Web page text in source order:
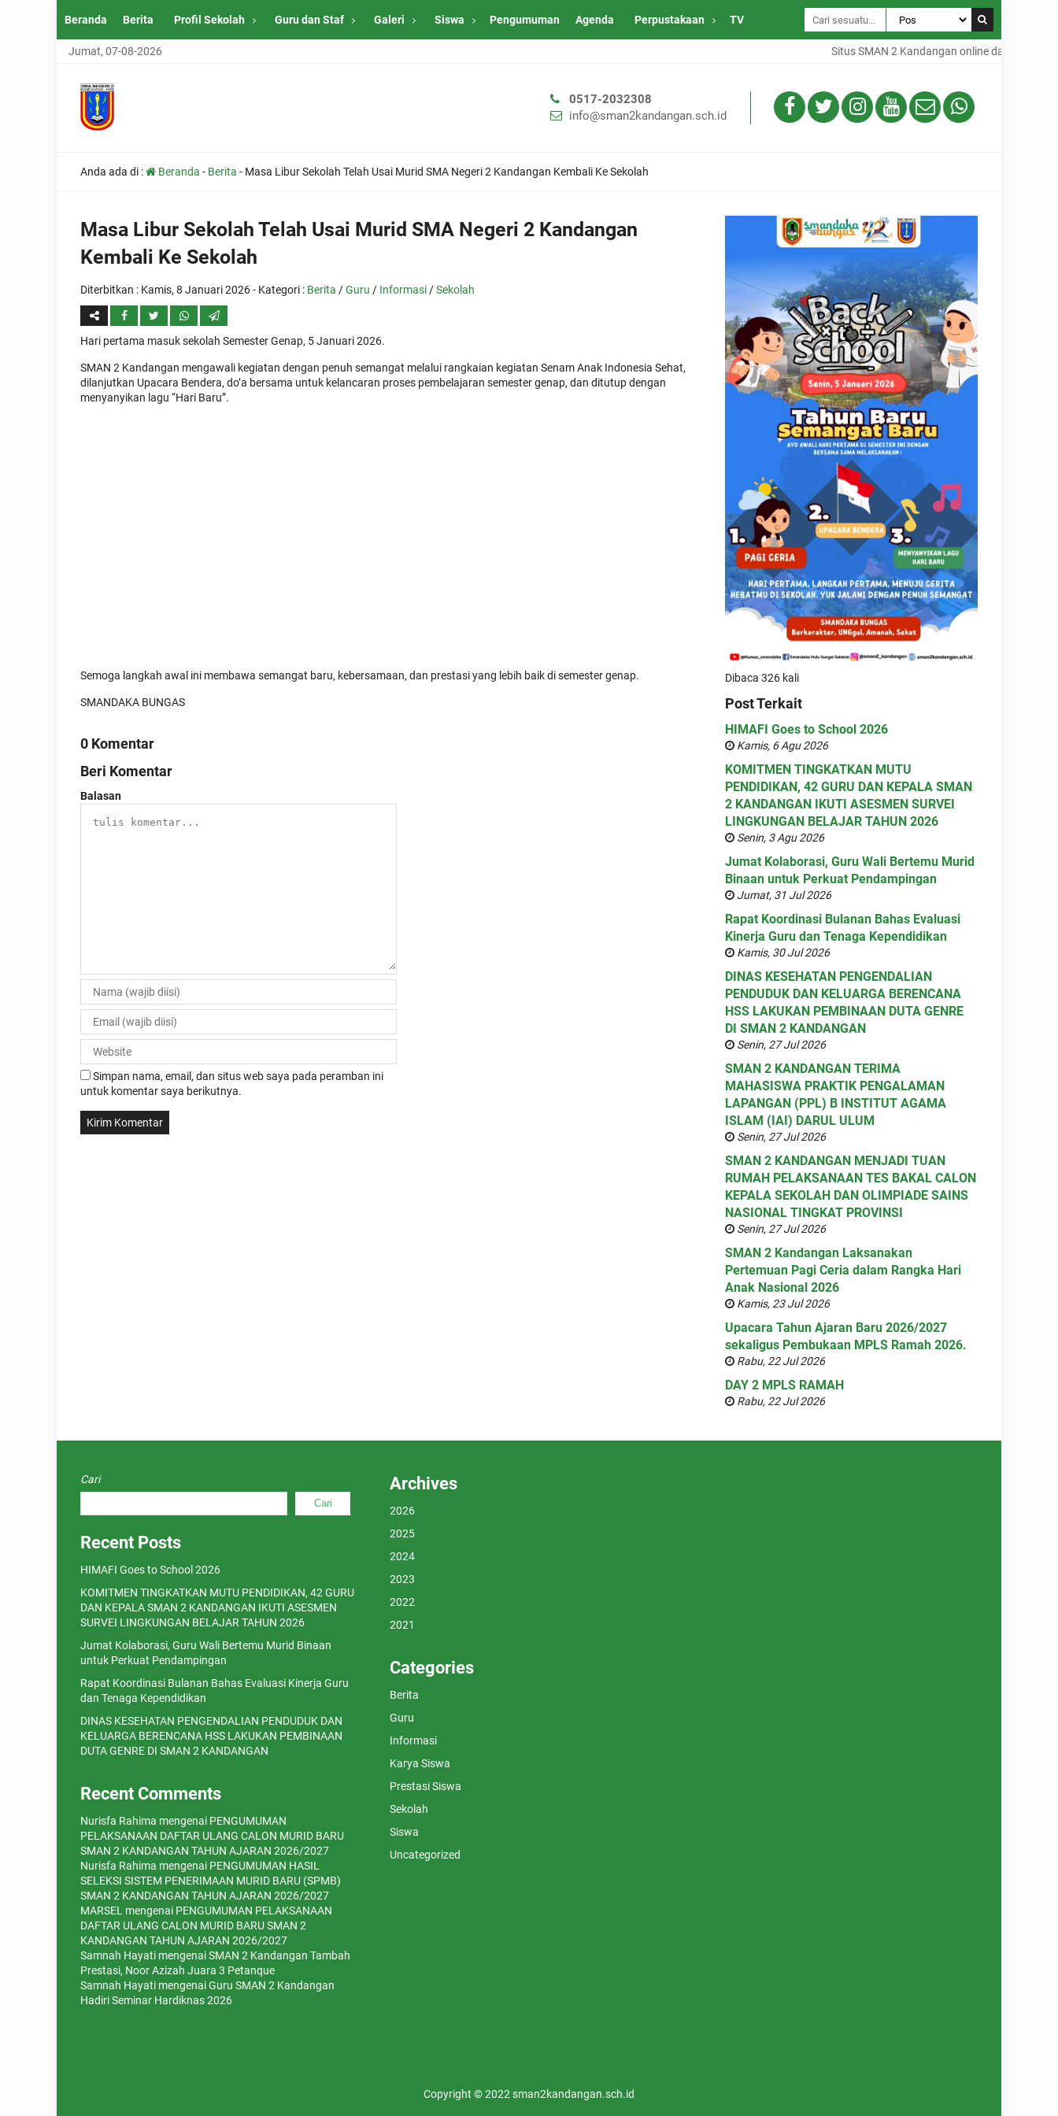
Beranda Berita Profil Sekolah Guru dan Staf Galeri Siswa Pengumuman Agenda Perpustakaan TV
Jumat, 07-08-2026 Situs SMAN 2 Kandangan online dari Desa
0517-2032308
info@sman2kandangan.sch.id
Anda ada di : Beranda - Berita - Masa Libur Sekolah Telah Usai Murid SMA Negeri 2 Kandangan Kembali Ke Sekolah
Masa Libur Sekolah Telah Usai Murid SMA Negeri 2 Kandangan
Kembali Ke Sekolah
Diterbitkan : Kamis, 8 Januari 2026- Kategori : Berita /Guru / Informasi /Sekolah
Hari pertama masuk sekolah Semester Genap, 5 Januari 2026.
SMAN 2 Kandangan mengawali kegiatan dengan penuh semangat melalui rangkaian kegiatan Senam Anak Indonesia Sehat,
dilanjutkan Upacara Bendera, do’a bersama untuk kelancaran proses pembelajaran semester genap, dan ditutup dengan
menyanyikan lagu “Hari Baru”.
Semoga langkah awal ini membawa semangat baru, kebersamaan, dan prestasi yang lebih baik di semester genap.
SMANDAKA BUNGAS
0 Komentar
Beri Komentar
Balasan
Simpan nama, email, dan situs web saya pada peramban ini
untuk komentar saya berikutnya.
Dibaca 326 kali
Post Terkait
HIMAFI Goes to School 2026
Kamis, 6 Agu 2026
KOMITMEN TINGKATKAN MUTU
PENDIDIKAN, 42 GURU DAN KEPALA SMAN
2 KANDANGAN IKUTI ASESMEN SURVEI
LINGKUNGAN BELAJAR TAHUN 2026
Senin, 3 Agu 2026
Jumat Kolaborasi, Guru Wali Bertemu Murid
Binaan untuk Perkuat Pendampingan
Jumat, 31 Jul 2026
Rapat Koordinasi Bulanan Bahas Evaluasi
Kinerja Guru dan Tenaga Kependidikan
Kamis, 30 Jul 2026
DINAS KESEHATAN PENGENDALIAN
PENDUDUK DAN KELUARGA BERENCANA
HSS LAKUKAN PEMBINAAN DUTA GENRE
DI SMAN 2 KANDANGAN
Senin, 27 Jul 2026
SMAN 2 KANDANGAN TERIMA
MAHASISWA PRAKTIK PENGALAMAN
LAPANGAN (PPL) B INSTITUT AGAMA
ISLAM (IAI) DARUL ULUM
Senin, 27 Jul 2026
SMAN 2 KANDANGAN MENJADI TUAN
RUMAH PELAKSANAAN TES BAKAL CALON
KEPALA SEKOLAH DAN OLIMPIADE SAINS
NASIONAL TINGKAT PROVINSI
Senin, 27 Jul 2026
SMAN 2 Kandangan Laksanakan
Pertemuan Pagi Ceria dalam Rangka Hari
Anak Nasional 2026
Kamis, 23 Jul 2026
Upacara Tahun Ajaran Baru 2026/2027
sekaligus Pembukaan MPLS Ramah 2026.
Rabu, 22 Jul 2026
DAY 2 MPLS RAMAH
Rabu, 22 Jul 2026
Cari
Cari
Recent Posts
HIMAFI Goes to School 2026
KOMITMEN TINGKATKAN MUTU PENDIDIKAN, 42 GURU
DAN KEPALA SMAN 2 KANDANGAN IKUTI ASESMEN
SURVEI LINGKUNGAN BELAJAR TAHUN 2026
Jumat Kolaborasi, Guru Wali Bertemu Murid Binaan
untuk Perkuat Pendampingan
Rapat Koordinasi Bulanan Bahas Evaluasi Kinerja Guru
dan Tenaga Kependidikan
DINAS KESEHATAN PENGENDALIAN PENDUDUK DAN
KELUARGA BERENCANA HSS LAKUKAN PEMBINAAN
DUTA GENRE DI SMAN 2 KANDANGAN
Recent Comments
Nurisfa Rahima mengenai PENGUMUMAN
PELAKSANAAN DAFTAR ULANG CALON MURID BARU
SMAN 2 KANDANGAN TAHUN AJARAN 2026/2027
Nurisfa Rahima mengenai PENGUMUMAN HASIL
SELEKSI SISTEM PENERIMAAN MURID BARU (SPMB)
SMAN 2 KANDANGAN TAHUN AJARAN 2026/2027
MARSEL mengenai PENGUMUMAN PELAKSANAAN
DAFTAR ULANG CALON MURID BARU SMAN 2
KANDANGAN TAHUN AJARAN 2026/2027
Samnah Hayati mengenaiSMAN 2 Kandangan Tambah
Prestasi, Noor Azizah Juara 3 Petanque
Samnah Hayati mengenaiGuru SMAN 2 Kandangan
Hadiri Seminar Hardiknas 2026
Archives
2026
2025
2024
2023
2022
2021
Categories
Berita
Guru
Informasi
Karya Siswa
Prestasi Siswa
Sekolah
Siswa
Uncategorized
Copyright © 2022 sman2kandangan.sch.id